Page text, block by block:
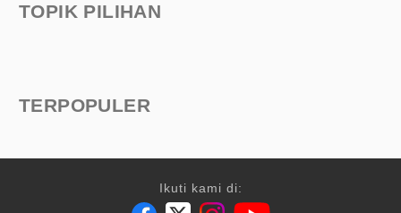
TOPIK PILIHAN
TERPOPULER
Ikuti kami di: